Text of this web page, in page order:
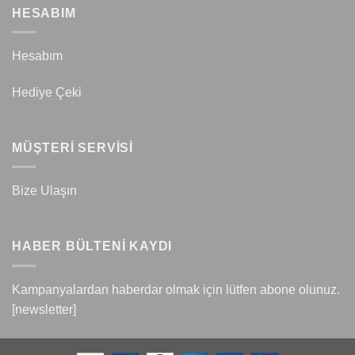
HESABIM
Hesabım
Hediye Çeki
MÜŞTERİ SERVİSİ
Bize Ulaşın
HABER BÜLTENİ KAYDI
Kampanyalardan haberdar olmak için lütfen abone olunuz.
[newsletter]